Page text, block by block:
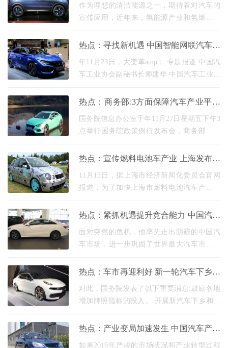
制氢是大方向
作为理想的清洁能源之一，期待着对汽车的
宣传应用，近年来，氢能源产业和氢燃料电
汽车的迅速发展再次迎来了积极的信号，工
热点：寻找新机遇 中国智能网联汽车产
业快速发展大会开幕
年11月23日，大变革amp； 专题报道 中国汽
车工业协会副秘书长师建华 中国汽车工业协
产业快速发展趋势解体的报告，报告主要围
热点：商务部:3方面保障汽车产业平稳
健康快速发展
国务院信息办公室于年11月27日星期五下午3
点举行国务院政策例行发布会，商务部副部
罗俊杰、商务部市场运行和费用促进司负责
热点：宣传燃料电池车产业 上海发布实
施计划
11月13日，据上海市经济新闻化委员会官网
报道，为了加快上海市燃料电池汽车产业的
界级汽车产业中心，上海市经济新闻化委员
热点：紧抓机遇提升竞合能力 中国汽车
产业迎新格局
面对突然的危机，他率先走出阴霾的中国汽
车市场，进一步巩固了世界最大汽车市场的
大而强，依然必须在政策的辅助下，进一步
热点：车市再迎利好 新一轮汽车下乡即
将开展
对此，国务院发表了以下重要消息:鼓励各地
增加牌照指标的投入。 开展新汽车下乡和收
下卡车、1.6升以下排放量的轿车，向居民淘
热点：产业变局加速发生 中国汽车产业
怎么进阶？
如果2019年严峻的市场状况和产业转型过程